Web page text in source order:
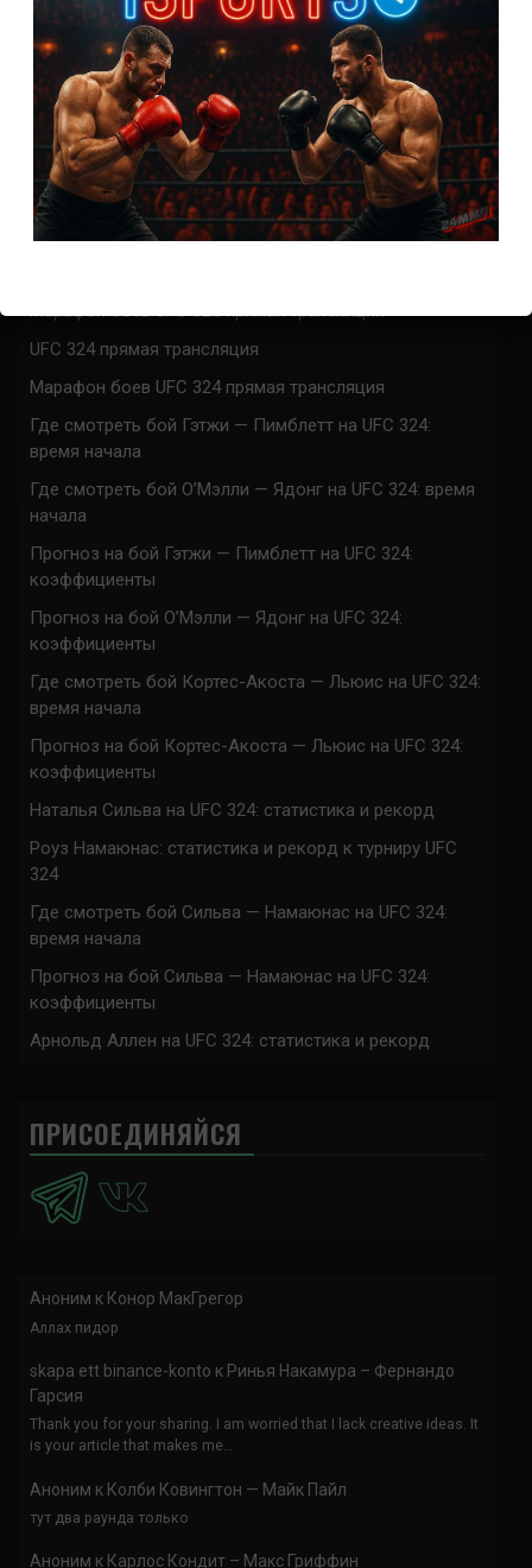
СВЕЖИЕ ЗАПИСИ
Марафон боев UFC 325 прямая трансляция
UFC 324 прямая трансляция
Марафон боев UFC 324 прямая трансляция
Где смотреть бой Гэтжи — Пимблетт на UFC 324:
время начала
Где смотреть бой О’Мэлли — Ядонг на UFC 324: время
начала
Прогноз на бой Гэтжи — Пимблетт на UFC 324:
коэффициенты
Прогноз на бой О’Мэлли — Ядонг на UFC 324:
коэффициенты
Где смотреть бой Кортес-Акоста — Льюис на UFC 324:
время начала
Прогноз на бой Кортес-Акоста — Льюис на UFC 324:
коэффициенты
Наталья Сильва на UFC 324: статистика и рекорд
Роуз Намаюнас: статистика и рекорд к турниру UFC
324
Где смотреть бой Сильва — Намаюнас на UFC 324:
время начала
Прогноз на бой Сильва — Намаюнас на UFC 324:
коэффициенты
Арнольд Аллен на UFC 324: статистика и рекорд
ПРИСОЕДИНЯЙСЯ
Аноним к Конор МакГрегор
Аллах пидор
skapa ett binance-konto к Ринья Накамура – Фернандо
Гарсия
Thank you for your sharing. I am worried that I lack creative ideas. It
is your article that makes me…
Аноним к Колби Ковингтон — Майк Пайл
тут два раунда только
Аноним к Карлос Кондит – Макс Гриффин